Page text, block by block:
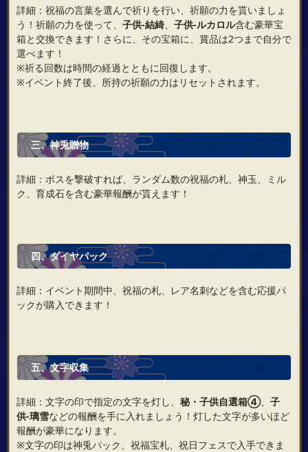
詳細：祝福の言葉を選んで祈りを行い、祈願の力を貰いましょ
う！祈願の力を使って、 子供‐結綺、 子供‐ルカロル含む豪華宝
箱と交換できます！さらに、その宝箱に、賞品は2つまで自分で
選べます！
※祈る回数は時間の経過とともに回復します。
※イベント終了後、所持の祈願の力はリセットされます。
三、神兎贈物
詳細：ボスを撃破すれば、ランダム数の祝福の札、神玉、ミル
ク、育成石を含む豪華報酬が貰えます！
四、ダイヤパック
詳細：イベント期間中、祝福の札、レア名刺などを含む応援パ
ックが購入できます！
五、文字収集
詳細：文字の印で指定の文字を灯し、 秘・子供自選箱④、 子
供‐璃雪などの報酬を手に入れましょう！灯した文字が多いほど
報酬が豪華になります。
※文字の印は神兎パック、祝福宝札、祝日フェスで入手できま